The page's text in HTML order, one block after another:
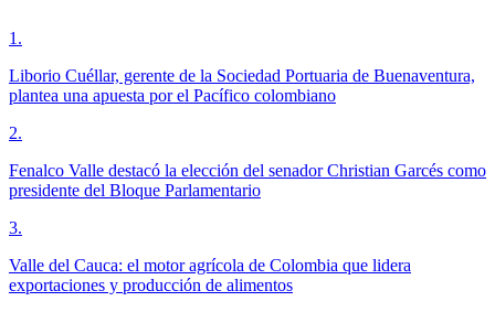
1 .
Liborio Cuéllar, gerente de la Sociedad Portuaria de Buenaventura,
plantea una apuesta por el Pacífico colombiano
2.
Fenalco Valle destacó la elección del senador Christian Garcés como
presidente del Bloque Parlamentario
3.
Valle del Cauca: el motor agrícola de Colombia que lidera
exportaciones y producción de alimentos